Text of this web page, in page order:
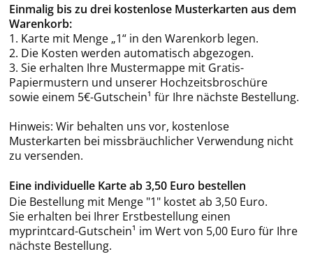
Einmalig bis zu drei kostenlose Musterkarten aus dem
Warenkorb:
1. Karte mit Menge „1“ in den Warenkorb legen.
2. Die Kosten werden automatisch abgezogen.
3. Sie erhalten Ihre Mustermappe mit Gratis-
Papiermustern und unserer Hochzeitsbroschüre
sowie einem 5€-Gutschein¹ für Ihre nächste Bestellung.
Hinweis: Wir behalten uns vor, kostenlose
Musterkarten bei missbräuchlicher Verwendung nicht
zu versenden.
Eine individuelle Karte ab 3,50 Euro bestellen
Die Bestellung mit Menge "1" kostet ab 3,50 Euro.
Sie erhalten bei Ihrer Erstbestellung einen
myprintcard-Gutschein¹ im Wert von 5,00 Euro für Ihre
nächste Bestellung.